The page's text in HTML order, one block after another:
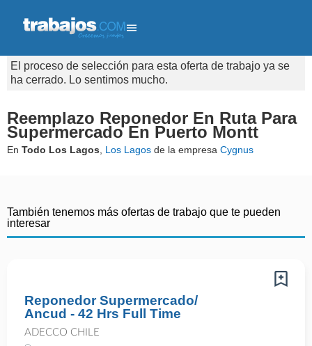
El proceso de selección para esta oferta de trabajo ya se
ha cerrado. Lo sentimos mucho.
Reemplazo Reponedor En Ruta Para
Supermercado En Puerto Montt
En Todo Los Lagos Los Lagos de la empresa Cygnus
También tenemos más ofertas de trabajo que te pueden
interesar
Reponedor Supermercado/
Ancud - 42 Hrs Full Time
ADECCO CHILE